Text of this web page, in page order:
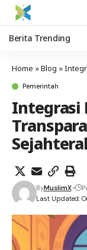
Berita Trending
Home »Blog »
Pemerintah
Integrasi
Last Updated:
ByMuslimX